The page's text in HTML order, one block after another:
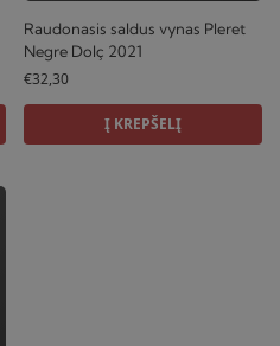
Raudonasis saldus vynas Pleret
Negre Dolç 2021
€32,30
Į KREPŠELĮ